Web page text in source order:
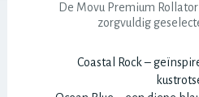
De Movu Premium
zorgvuldig
Coastal Rock –